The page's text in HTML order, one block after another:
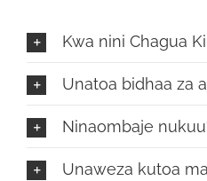
Kwa nini Chagua
Unatoa bidhaa za
Ninaombaje
Unaweza kutoa